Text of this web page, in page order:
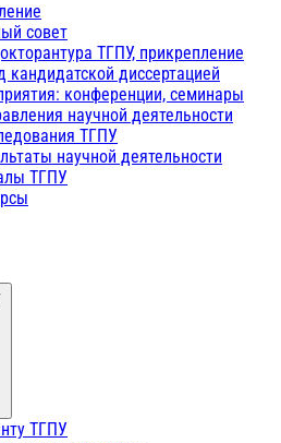
совет
ТГПУ, прикрепление
кандидатской диссертацией
конференции, семинары
научной деятельности
ТГПУ
научной деятельности
ТГПУ
ТГПУ